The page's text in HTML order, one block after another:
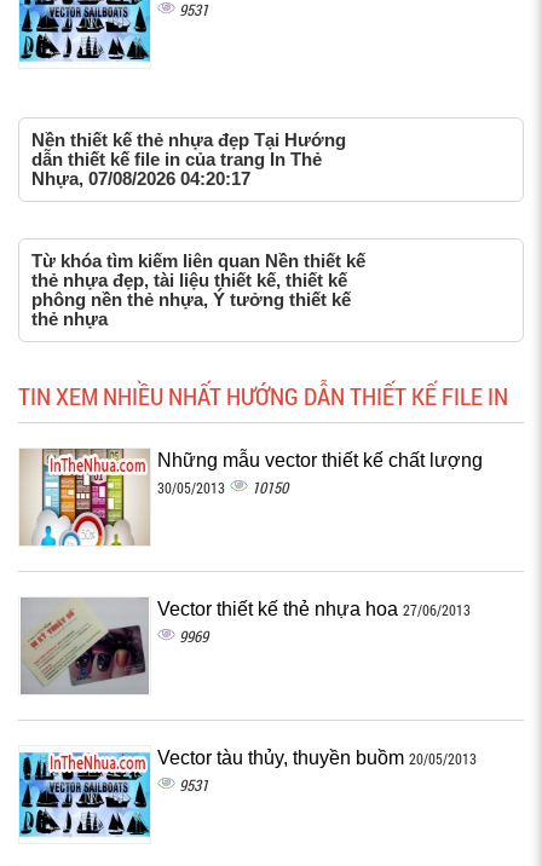
9531
Nền thiết kế thẻ nhựa đẹp Tại Hướng
dẫn thiết kế file in của trang In Thẻ
Nhựa, 07/08/2026 04:20:17
Từ khóa tìm kiếm liên quan Nền thiết kế
thẻ nhựa đẹp, tài liệu thiết kế, thiết kế
phông nền thẻ nhựa, Ý tưởng thiết kế
thẻ nhựa
TIN XEM NHIỀU NHẤT HƯỚNG DẪN THIẾT KẾ FILE IN
Những mẫu vector thiết kế chất lượng
30/05/2013 10150
Vector thiết kế thẻ nhựa hoa 27/06/2013
9969
Vector tàu thủy, thuyền buồm 20/05/2013
9531